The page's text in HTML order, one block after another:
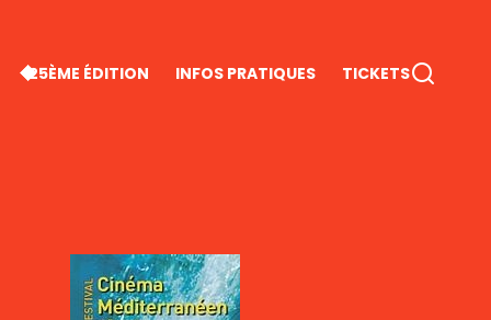
25ÈME ÉDITION INFOS PRATIQUES TICKETS